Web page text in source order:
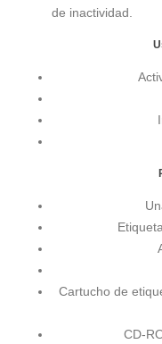
de inactividad.
Cartucho de
CD-